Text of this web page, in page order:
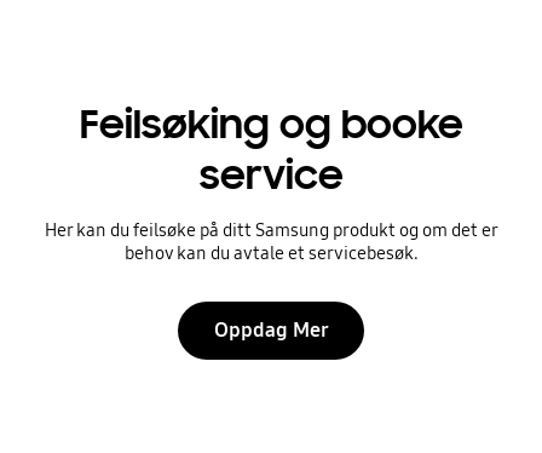
Feilsøking og booke
service
Her kan du feilsøke på ditt Samsung produkt og om det er
behov kan du avtale et servicebesøk.
Oppdag Mer